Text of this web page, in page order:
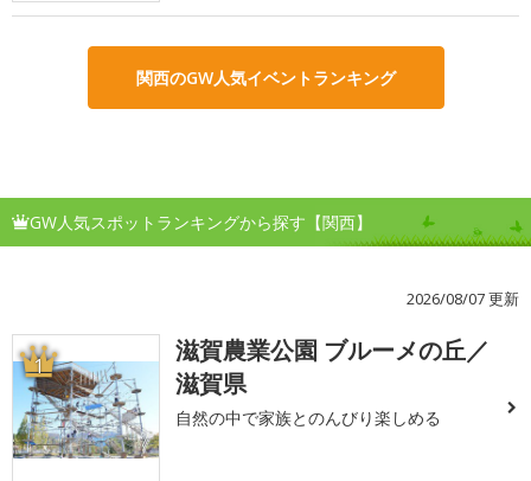
関西のGW人気イベントランキング
GW人気スポットランキングから探す【関西】
2026/08/07 更新
1
滋賀農業公園 ブルーメの丘／
滋賀県
自然の中で家族とのんびり楽しめる